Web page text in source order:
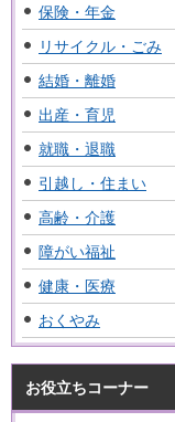
保険・年金
リサイクル・ごみ
結婚・離婚
出産・育児
就職・退職
引越し・住まい
高齢・介護
障がい福祉
健康・医療
おくやみ
お役立ちコーナー